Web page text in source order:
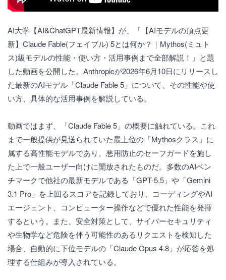
AI大学【AI&ChatGPT最新情報】が、「【AIモデルの頂点更
新】Claude Fable(フェイブル) 5とは何か？｜Mythos(ミュト
ス)級モデルの性能・使い方・活用事例まで全部解説！」と題
した動画を公開した。Anthropicが2026年6月10日にリリースし
た最新のAIモデル「Claude Fable 5」について、その性能や使
い方、具体的な活用事例を解説している。
動画ではまず、「Claude Fable 5」の概要に触れている。これ
まで一般提供が見送られていた最上位の「Mythosクラス」に
属する高性能モデルであり、悪用防止のセーフガードを施し
た上で一般ユーザー向けに開放されたものだ。多数のAIベン
チマークで他社の最新モデルである「GPT-5.5」や「Gemini
3.1 Pro」を上回るスコアを記録しており、コーディングやAI
エージェント、コンピューター操作などで優れた性能を発揮
するという。また、安全対策として、サイバーセキュリティ
や生物学など危険を伴う可能性のあるリクエストを検知した
場合、自動的に下位モデルの「Claude Opus 4.8」が応答を処
理する仕組みが導入されている。